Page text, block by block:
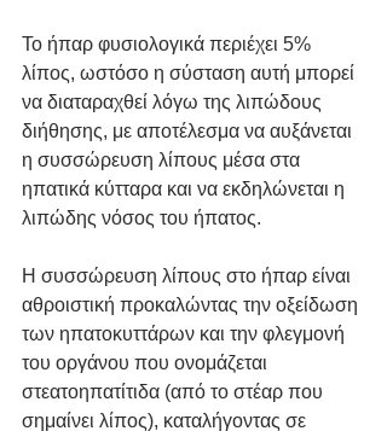
Το ήπαρ φυσιολογικά περιέχει 5%
λίπος, ωστόσο η σύσταση αυτή μπορεί
να διαταραχθεί λόγω της λιπώδους
διήθησης, με αποτέλεσμα να αυξάνεται
η συσσώρευση λίπους μέσα στα
ηπατικά κύτταρα και να εκδηλώνεται η
λιπώδης νόσος του ήπατος.
Η συσσώρευση λίπους στο ήπαρ είναι
αθροιστική προκαλώντας την οξείδωση
των ηπατοκυττάρων και την φλεγμονή
του οργάνου που ονομάζεται
στεατοηπατίτιδα (από το στέαρ που
σημαίνει λίπος), καταλήγοντας σε